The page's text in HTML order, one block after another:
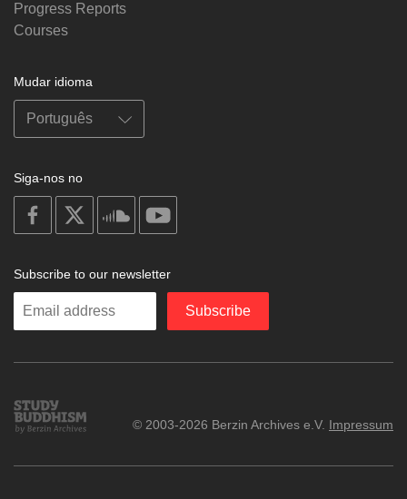
Progress Reports
Courses
Mudar idioma
Siga-nos no
on
facebook
soundcloud
Subscribe to our newsletter
Enter
Subscribe
Study
Buddhism
© 2003-2026 Berzin Archives e.V. Impressum